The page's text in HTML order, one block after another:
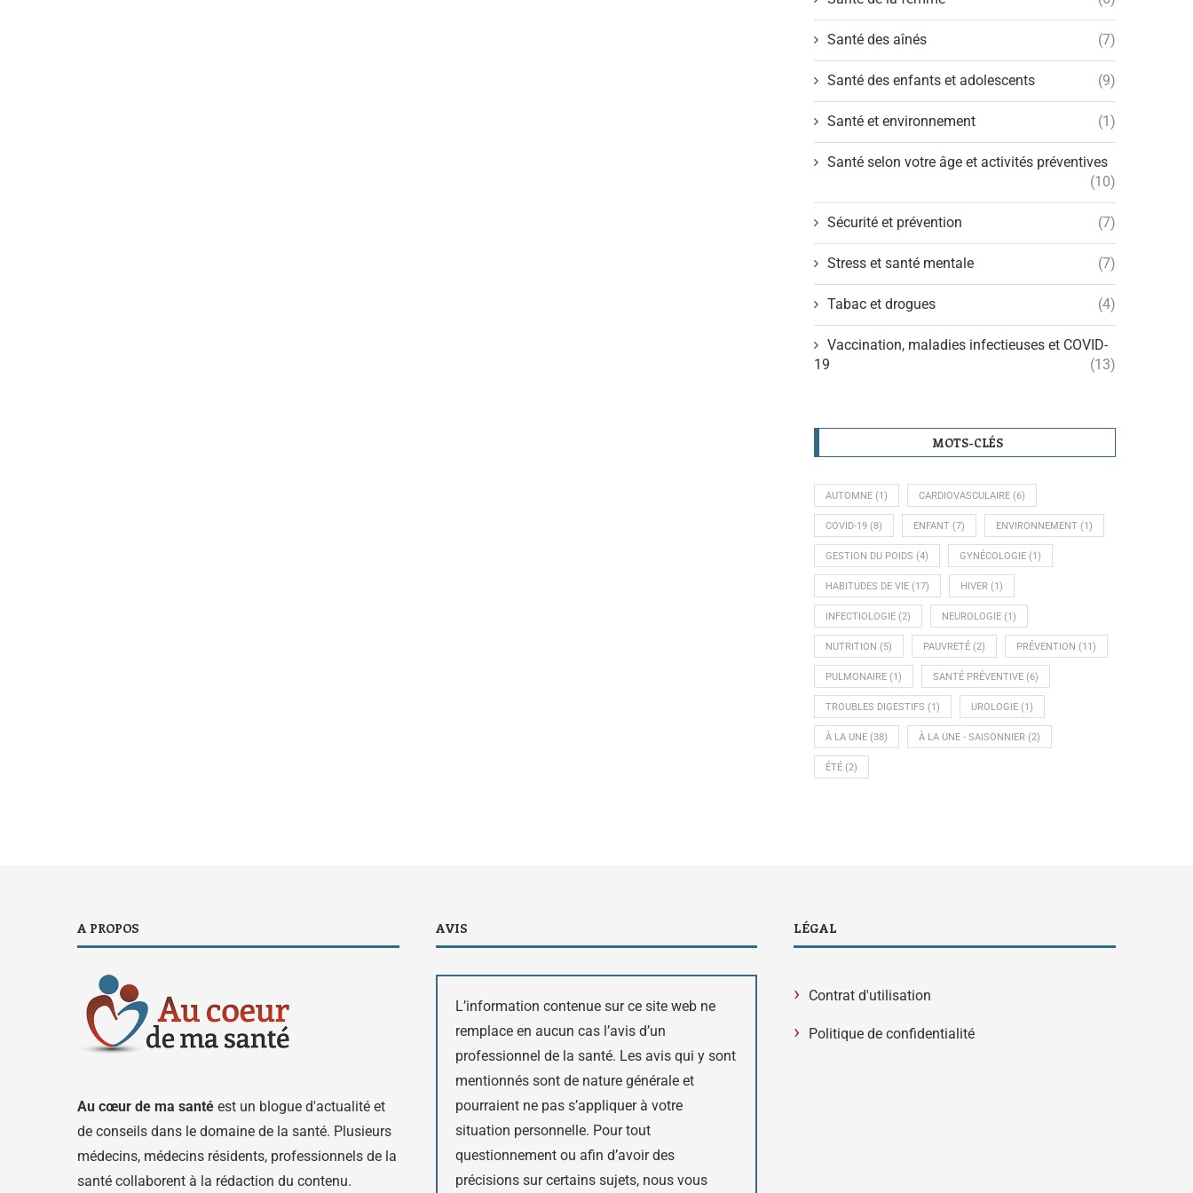
Santé des aînés (7)
Santé des enfants et adolescents (9)
Santé et environnement (1)
Santé selon votre âge et activités préventives
(10)
Sécurité et prévention (7)
Stress et santé mentale (7)
Tabac et drogues (4)
Vaccination, maladies infectieuses et COVID-
19
(13)
MOTS-CLÉS
AUTOMNE (1) CARDIOVASCULAIRE (6)
COVID-19 (8) ENFANT (7) ENVIRONNEMENT (1)
GESTION DU POIDS (4) GYNÉCOLOGIE (1)
HABITUDES DE VIE (17) HIVER (1)
INFECTIOLOGIE (2) NEUROLOGIE (1)
NUTRITION (5) PAUVRETÉ (2) PRÉVENTION (11)
PULMONAIRE (1) SANTÉ PRÉVENTIVE (6)
TROUBLES DIGESTIFS (1) UROLOGIE (1)
À LA UNE (38) À LA UNE - SAISONNIER (2)
ÉTÉ (2)
A PROPOS
Au cœur de ma santé est un blogue d'actualité et
de conseils dans le domaine de la santé. Plusieurs
médecins, médecins résidents, professionnels de la
santé collaborent à la rédaction du contenu.
AVIS
L’information contenue sur ce site web ne
remplace en aucun cas l’avis d’un
professionnel de la santé. Les avis qui y sont
mentionnés sont de nature générale et
pourraient ne pas s’appliquer à votre
situation personnelle. Pour tout
questionnement ou afin d’avoir des
précisions sur certains sujets, nous vous
LÉGAL
› Contrat d'utilisation
› Politique de confidentialité